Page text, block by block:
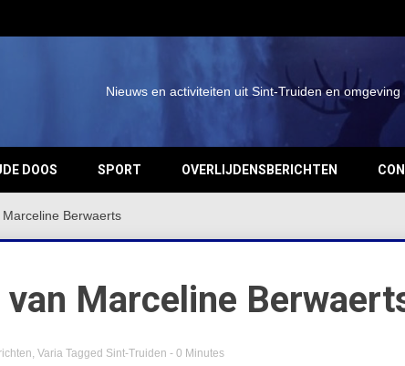
Nieuws en activiteiten uit Sint-Truiden en omgeving
DOOS SPORT OVERLIJDENSBERICHTEN
Berwaerts
Marceline
, Varia Tagged Sint-Truiden - 0 Minutes